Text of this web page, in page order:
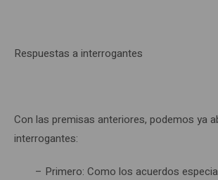
Respuestas a interrogantes
Con las premisas anteriores, podemos ya
interrogantes:
– Primero: Como los acuerdos